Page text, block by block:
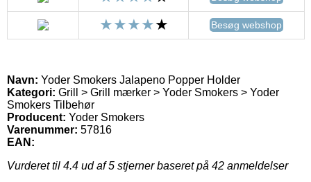
Besøg webshop
Navn: Yoder Smokers Jalapeno Popper Holder
Kategori: Grill > Grill mærker > Yoder Smokers > Yoder
Smokers Tilbehør
Producent: Yoder Smokers
Varenummer: 57816
EAN:
Vurderet til 4.4 ud af 5 stjerner baseret på 42 anmeldelser